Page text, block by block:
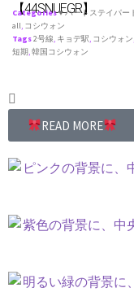
【44SNUEGR】
Categories♥ ハートステイパー
all, コシウォン
Tags2号線, キョデ駅, コシウォン
短期,韓国コシウォン
READ MORE